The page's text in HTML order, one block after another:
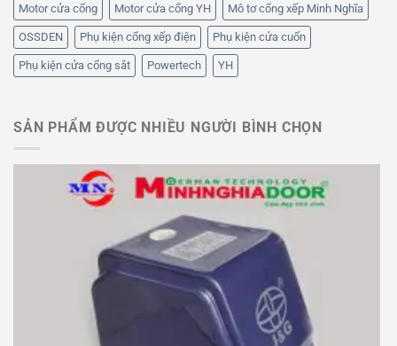
Motor cửa cổng Motor cửa cổng YH Mô tơ cổng xếp Minh Nghĩa
OSSDEN Phụ kiện cổng xếp điện Phụ kiện cửa cuốn
Phụ kiện cửa cổng sắt Powertech YH
SẢN PHẨM ĐƯỢC NHIỀU NGƯỜI BÌNH CHỌN